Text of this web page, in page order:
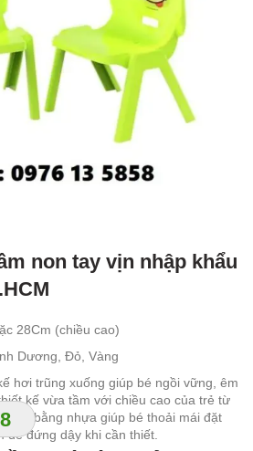
non tay vịn nhập khẩu
28Cm (chiều cao)
Dương, Đỏ, Vàng
hơi trũng xuống giúp bé ngồi vững, êm
kế vừa tầm với chiều cao của trẻ từ
tựa bằng nhựa giúp bé thoải mái đặt
để đứng dậy khi cần thiết.